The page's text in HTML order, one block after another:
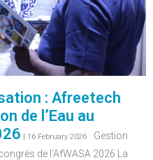
: Afreetech
de l’Eau au
| 16 February 2026
Gestion
de l’AfWASA 2026 La